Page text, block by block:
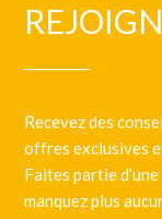
Recevez des
offres exclusives
Faites partie
manquez plus